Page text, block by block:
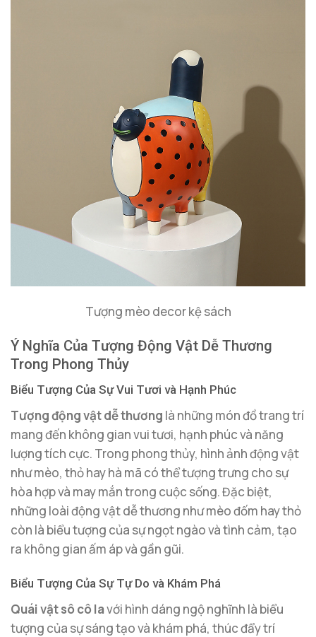
Tượng mèo decor kệ sách
Ý Nghĩa Của Tượng Động Vật Dễ Thương
Trong Phong Thủy
Biểu Tượng Của Sự Vui Tươi và Hạnh Phúc
Tượng động vật dễ thương là những món đồ trang trí
mang đến không gian vui tươi, hạnh phúc và năng
lượng tích cực. Trong phong thủy, hình ảnh động vật
như mèo, thỏ hay hà mã có thể tượng trưng cho sự
hòa hợp và may mắn trong cuộc sống. Đặc biệt,
những loài động vật dễ thương như mèo đốm hay thỏ
còn là biểu tượng của sự ngọt ngào và tình cảm, tạo
ra không gian ấm áp và gần gũi.
Biểu Tượng Của Sự Tự Do và Khám Phá
Quái vật sô cô lavới hình dáng ngộ nghĩnh là biểu
tượng của sự sáng tạo và khám phá, thúc đẩy trí